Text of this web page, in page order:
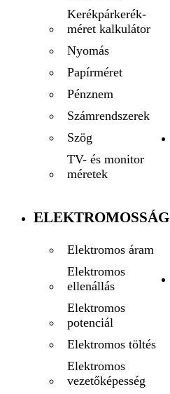
Kerékpárkerék-
méret kalkulátor
Nyomás
Papírméret
Pénznem
Számrendszerek
Szög
TV- és monitor
méretek
ELEKTROMOSSÁG
Elektromos áram
Elektromos
ellenállás
Elektromos
potenciál
Elektromos töltés
Elektromos
vezetőképesség